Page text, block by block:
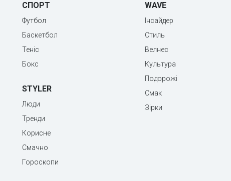
СПОРТ
Футбол
Баскетбол
Теніс
Бокс
STYLER
Люди
Тренди
Корисне
Смачно
Гороскопи
WAVE
Інсайдер
Стиль
Велнес
Культура
Подорожі
Смак
Зірки